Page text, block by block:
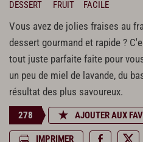
DESSERT
FRUIT FACILE
Vous avez de jolies fraises au
dessert gourmand et rapide ?
tout juste parfaite faite pour
un peu de miel de lavande, du
résultat des plus savoureux.
278 AJOUTER AUX
IMPRIMER